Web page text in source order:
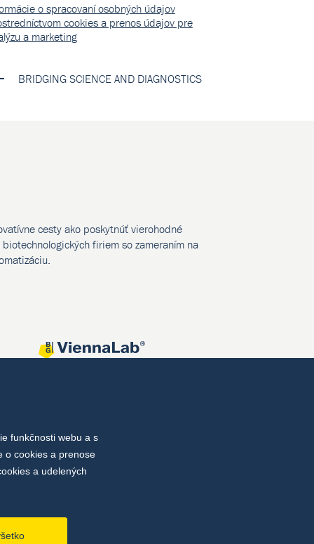
o spracovaní osobných údajov
cookies a prenos údajov pre
a marketing
BRIDGING SCIENCE AND DIAGNOSTICS
cesty ako poskytnúť vierohodné
firiem so zameraním na
funkčnosti webu a s
o cookies a prenose
a udelených